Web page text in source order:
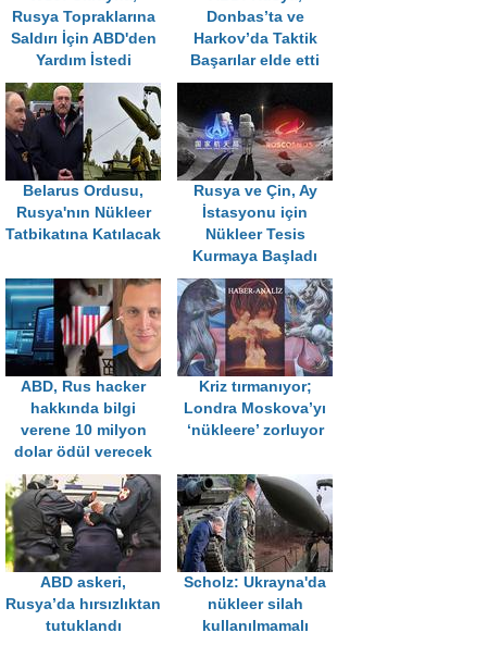
Rusya Topraklarına
Saldırı İçin ABD'den
Yardım İstedi
Donbas’ta ve
Harkov’da Taktik
Başarılar elde etti
Belarus Ordusu,
Rusya'nın Nükleer
Tatbikatına Katılacak
Rusya ve Çin, Ay
İstasyonu için
Nükleer Tesis
Kurmaya Başladı
ABD, Rus hacker
hakkında bilgi
verene 10 milyon
dolar ödül verecek
Kriz tırmanıyor;
Londra Moskova’yı
‘nükleere’ zorluyor
ABD askeri,
Rusya’da hırsızlıktan
tutuklandı
Scholz: Ukrayna'da
nükleer silah
kullanılmamalı